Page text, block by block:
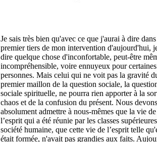
Je sais très bien qu'avec ce que j'aurai à dire
premier tiers de mon intervention d'aujourd'hui,
dire quelque chose d'inconfortable, peut-être
incompréhensible, voire ennuyeux pour certaines
personnes. Mais celui qui ne voit pas la gravité
premier maillon de la question sociale, la
sociale spirituelle, ne pourra rien apporter à la
chaos et de la confusion du présent. Nous devons
absolument admettre à nous-mêmes que la vie de
l’esprit qui a été réunie par les classes
société humaine, que cette vie de l’esprit telle
était formée, n'avait pas grandies aux faits.